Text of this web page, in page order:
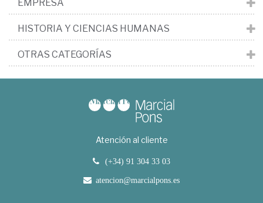
EMPRESA
HISTORIA Y CIENCIAS HUMANAS
OTRAS CATEGORÍAS
Atención al cliente
(+34) 91 304 33 03
atencion@marcialpons.es